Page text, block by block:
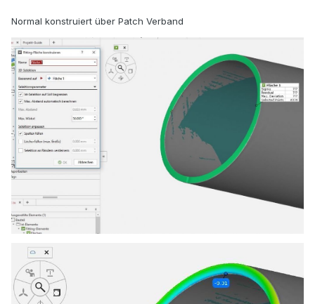
Normal konstruiert über Patch Verband